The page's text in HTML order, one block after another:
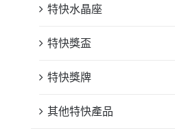
特快水晶座
特快獎盃
特快獎牌
其他特快產品